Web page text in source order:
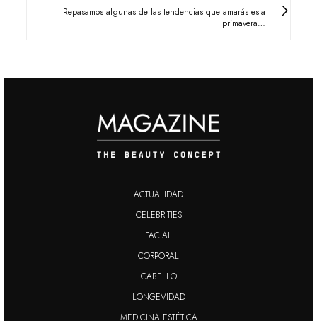
Repasamos algunas de las tendencias que amarás esta
primavera…
ACTUALIDAD
CELEBRITIES
FACIAL
CORPORAL
CABELLO
LONGEVIDAD
MEDICINA ESTÉTICA